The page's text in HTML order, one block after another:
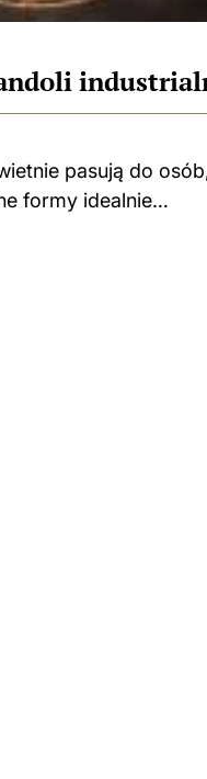
pasują do
formy idealnie…